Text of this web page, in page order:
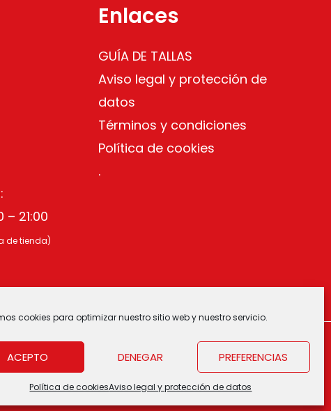
cookies para optimizar nuestro sitio web y nuestro servicio.
ACEPTO DENEGAR PREFERENCIAS
Política de cookiesAviso legal y protección de datos
– 21:00
de tienda)
Enlaces
GUÍA DE TALLAS
Aviso legal y protección de
datos
Términos y condiciones
Política de cookies
.